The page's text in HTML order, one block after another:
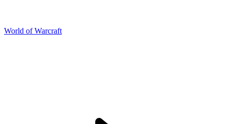
World of Warcraft